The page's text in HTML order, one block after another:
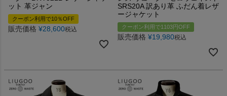
ット 革ジャン
クーポン利用で10％OFF
販売価格 ¥28,600税込
SRS20A 訳あり革 ふだん着レザ
ージャケット
クーポン利用で1103円OFF
販売価格 ¥19,980税込